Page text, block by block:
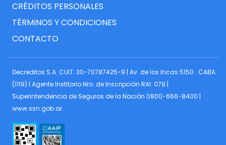
CRÉDITOS PERSONALES
TÉRMINOS Y CONDICIONES
CONTACTO
Decreditos S.A. CUIT: 30-70787425-9 | Av. de los Incas 5150 . CABA
(1119) | Agente Institorio Nro. de Inscripción RAI: 079 |
Superintendencia de Seguros de la Nación 0800-666-8400 |
www.ssn.gob.ar